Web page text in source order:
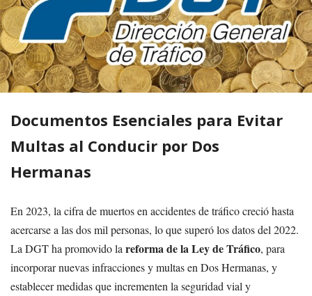
Documentos Esenciales para Evitar
Multas al Conducir por Dos
Hermanas
En 2023, la cifra de muertos en accidentes de tráfico creció hasta
acercarse a las dos mil personas, lo que superó los datos del 2022.
La DGT ha promovido la reforma de la Ley de Tráfico, para
incorporar nuevas infracciones y multas en Dos Hermanas, y
establecer medidas que incrementen la seguridad vial y